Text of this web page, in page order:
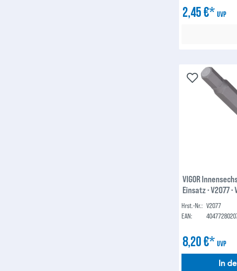
2,45 €* UVP
VIGOR
Einsatz ∙ V2077
Zoll) ∙ Innen-
Hrst.-Nr.: V2077
EAN:
8,20 €* UVP
In